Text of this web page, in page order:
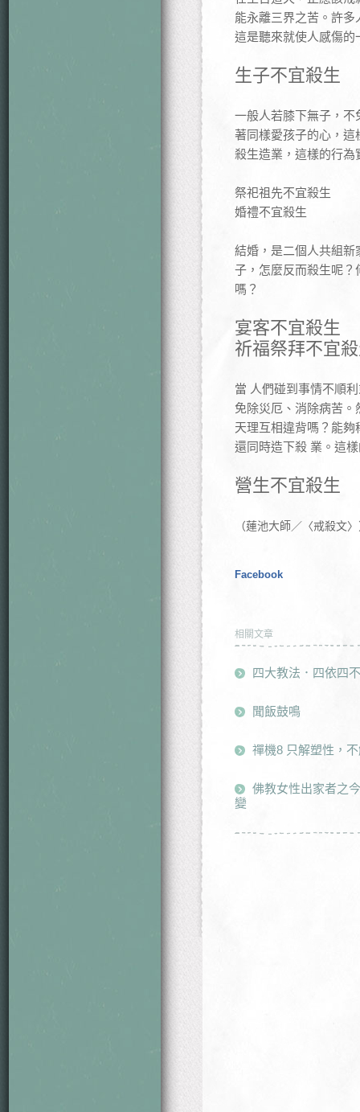
能永離三界之苦。許
這是聽來就使人感傷的
生子不宜殺生
一般人若膝下無子，
著同樣愛孩子的心，
殺生造業，這樣的行
祭祀祖先不宜殺生
婚禮不宜殺生
結婚，是二個人共組
子，怎麼反而殺生呢
嗎？
宴客不宜殺生
祈福祭拜不宜
當 人們碰到事情不順
免除災厄、消除病苦
天理互相違背嗎？能
還同時造下殺 業。這
營生不宜殺生
（蓮池大師／〈戒殺文
Facebook
相關文章
四大教法．四依四
聞飯鼓鳴
禪機8 只解塑性，
佛教女性出家者之
變